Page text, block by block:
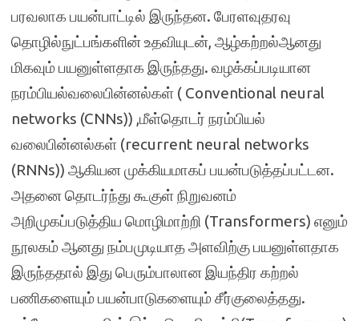
பரவலாக பயன்பாட்டில் இருந்தன. பேரளவுதரவு
தொழில்நுட்பங்களின் உதவியுடன், ஆழ்கற்றல்ஆனது
மிகவும் பயனுள்ளதாக இருந்தது. வழக்கப்படியான
நரம்பியல்வலைபின்னல்கள் ( Conventional neural
networks (CNNs)) ,மீள்தொடர் நரம்பியல்
வலைபின்னல்கள் (recurrent neural networks
(RNNs)) ஆகியன முக்கியமாகப் பயன்படுத்தப்பட்டன.
அதனை தொடர்ந்து கூகுள் நிறுவனம்
அறிமுகப்படுத்திய மொழிமாற்றி (Transformers) எனும்
நூலகம் ஆனது நம்பமுடியாத அளவிற்கு பயனுள்ளதாக
இருந்ததால் இது பெரும்பாலான இயந்திர கற்றல்
பணிகளையும் பயன்பாடுகளையும் சீர்குலைத்தது.